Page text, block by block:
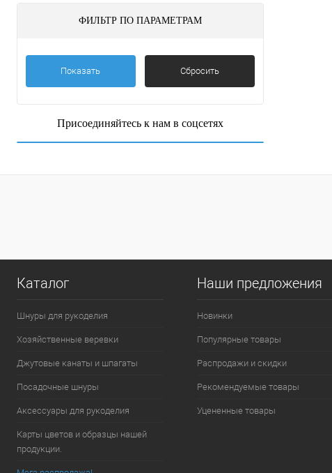
ФИЛЬТР ПО ПАРАМЕТРАМ
Показать Сбросить
Присоединяйтесь к нам в соцсетях
Каталог
Шнуры для рукоделия
Хозяйственные веревки
Джутовые канаты и шпагаты
Посадочные шнуры
Аксессуары для рукоделия
Карты цветов и образцы нашей
продукции.
Наши предложения
Новинки
Популярные товары
Распродажи и скидки
Рекомендуемые товары
Уцененные товары